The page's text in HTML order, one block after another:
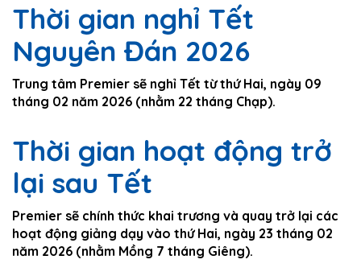
Thời gian nghỉ Tết
Nguyên Đán 2026
Trung tâm Premier sẽ nghỉ Tết từ thứ Hai, ngày 09
tháng 02 năm 2026 (nhằm 22 tháng Chạp).
Thời gian hoạt động trở
lại sau Tết
Premier sẽ chính thức khai trương và quay trở lại các
hoạt động giảng dạy vào thứ Hai, ngày 23 tháng 02
năm 2026 (nhằm Mồng 7 tháng Giêng).